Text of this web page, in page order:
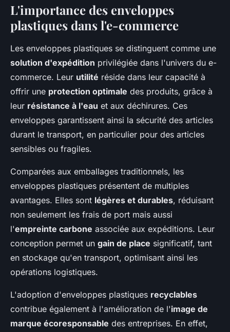
L'importance des enveloppes
plastiques dans l'e-commerce
Les enveloppes plastiques se distinguent comme une
solution d'expédition privilégiée dans l'univers du e-
commerce. Leur utilité réside dans leur capacité à
offrir une protection optimale des produits, grâce à
leur résistance à l'eau et aux déchirures. Ces
enveloppes garantissent ainsi la sécurité des articles
durant le transport, en particulier pour des articles
sensibles ou fragiles.
Comparées aux emballages traditionnels, les
enveloppes plastiques présentent de multiples
avantages. Elles sont légères et durables, réduisant
non seulement les frais de port mais aussi
l'empreinte carbone associée aux expéditions. Leur
conception permet un gain de place significatif, tant
en stockage qu'en transport, optimisant ainsi les
opérations logistiques.
L'adoption d'enveloppes plastiques recyclables
contribue également à l'amélioration de l'image de
marque écoresponsable des entreprises. En effet,